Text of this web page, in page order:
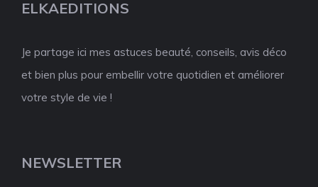
ELKAEDITIONS
Je partage ici mes astuces beauté, conseils, avis déco
et bien plus pour embellir votre quotidien et améliorer
votre style de vie !
NEWSLETTER